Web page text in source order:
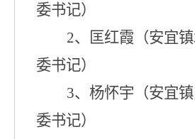
委书记）
2、匡红霞（安宜镇
委书记）
3、杨怀宇（安宜镇
委书记）